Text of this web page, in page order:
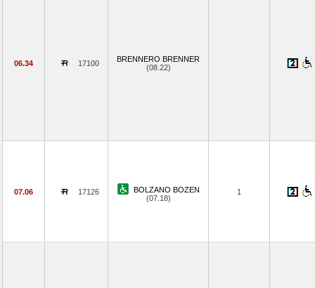
06.34 17100
BRENNERO BRENNER
(08.22)
07.06 17126
BOLZANO BOZEN
(07.18)
1